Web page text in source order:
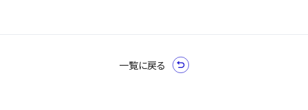
一覧に戻る